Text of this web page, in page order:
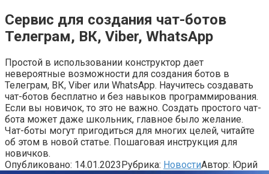
Cервис для создания чат-ботов
Телеграм, ВК, Viber, WhatsApp
Простой в использовании конструктор дает
невероятные возможности для создания ботов в
Телеграм, ВК, Viber или WhatsApp. Научитесь создавать
чат-ботов бесплатно и без навыков программирования.
Если вы новичок, то это не важно. Создать простого чат-
бота может даже школьник, главное было желание.
Чат-боты могут пригодиться для многих целей, читайте
об этом в новой статье. Пошаговая инструкция для
новичков.
Опубликовано: 14.01.2023Рубрика: НовостиАвтор: Юрий